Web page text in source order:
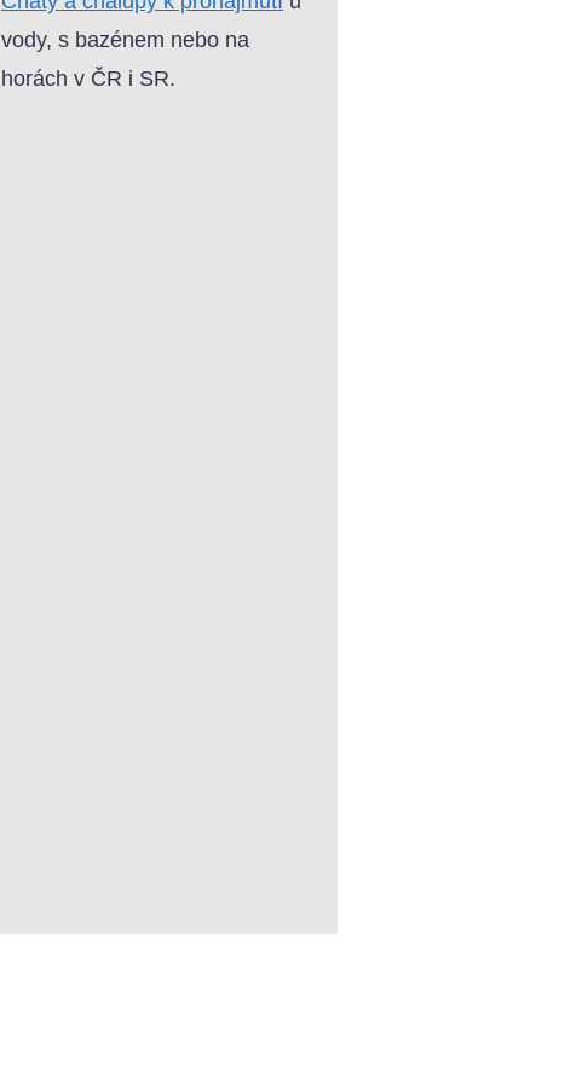
vody, s bazénem nebo na
horách v ČR i SR.